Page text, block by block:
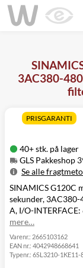
3AC380-
PRISGARANTI
40+ stk. på lager
GLS Pakkeshop
Se alle
Metode
GLS Pakkeshop
GLS
Hjemmelevering
GLS Erhverv
Direkte levering
Click&Collect i
SINAMICS G120C
sekunder,
A, I/O-
mere…
Varenr.: 2665103162
EAN nr.: 4042948668641
Typenr.: 6SL3210-1KE11-
Mangler chatten?
Ret samtykke!